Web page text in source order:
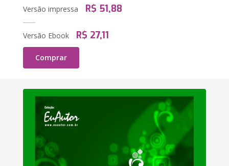
Versão impressa R$ 51,88
Versão Ebook R$ 27,11
Comprar